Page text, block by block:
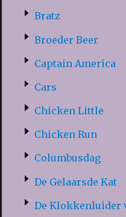
Bratz
Broeder Beer
Captain America
Cars
Chicken Little
Chicken Run
Columbusdag
De Gelaarsde Kat
De Klokkenluider